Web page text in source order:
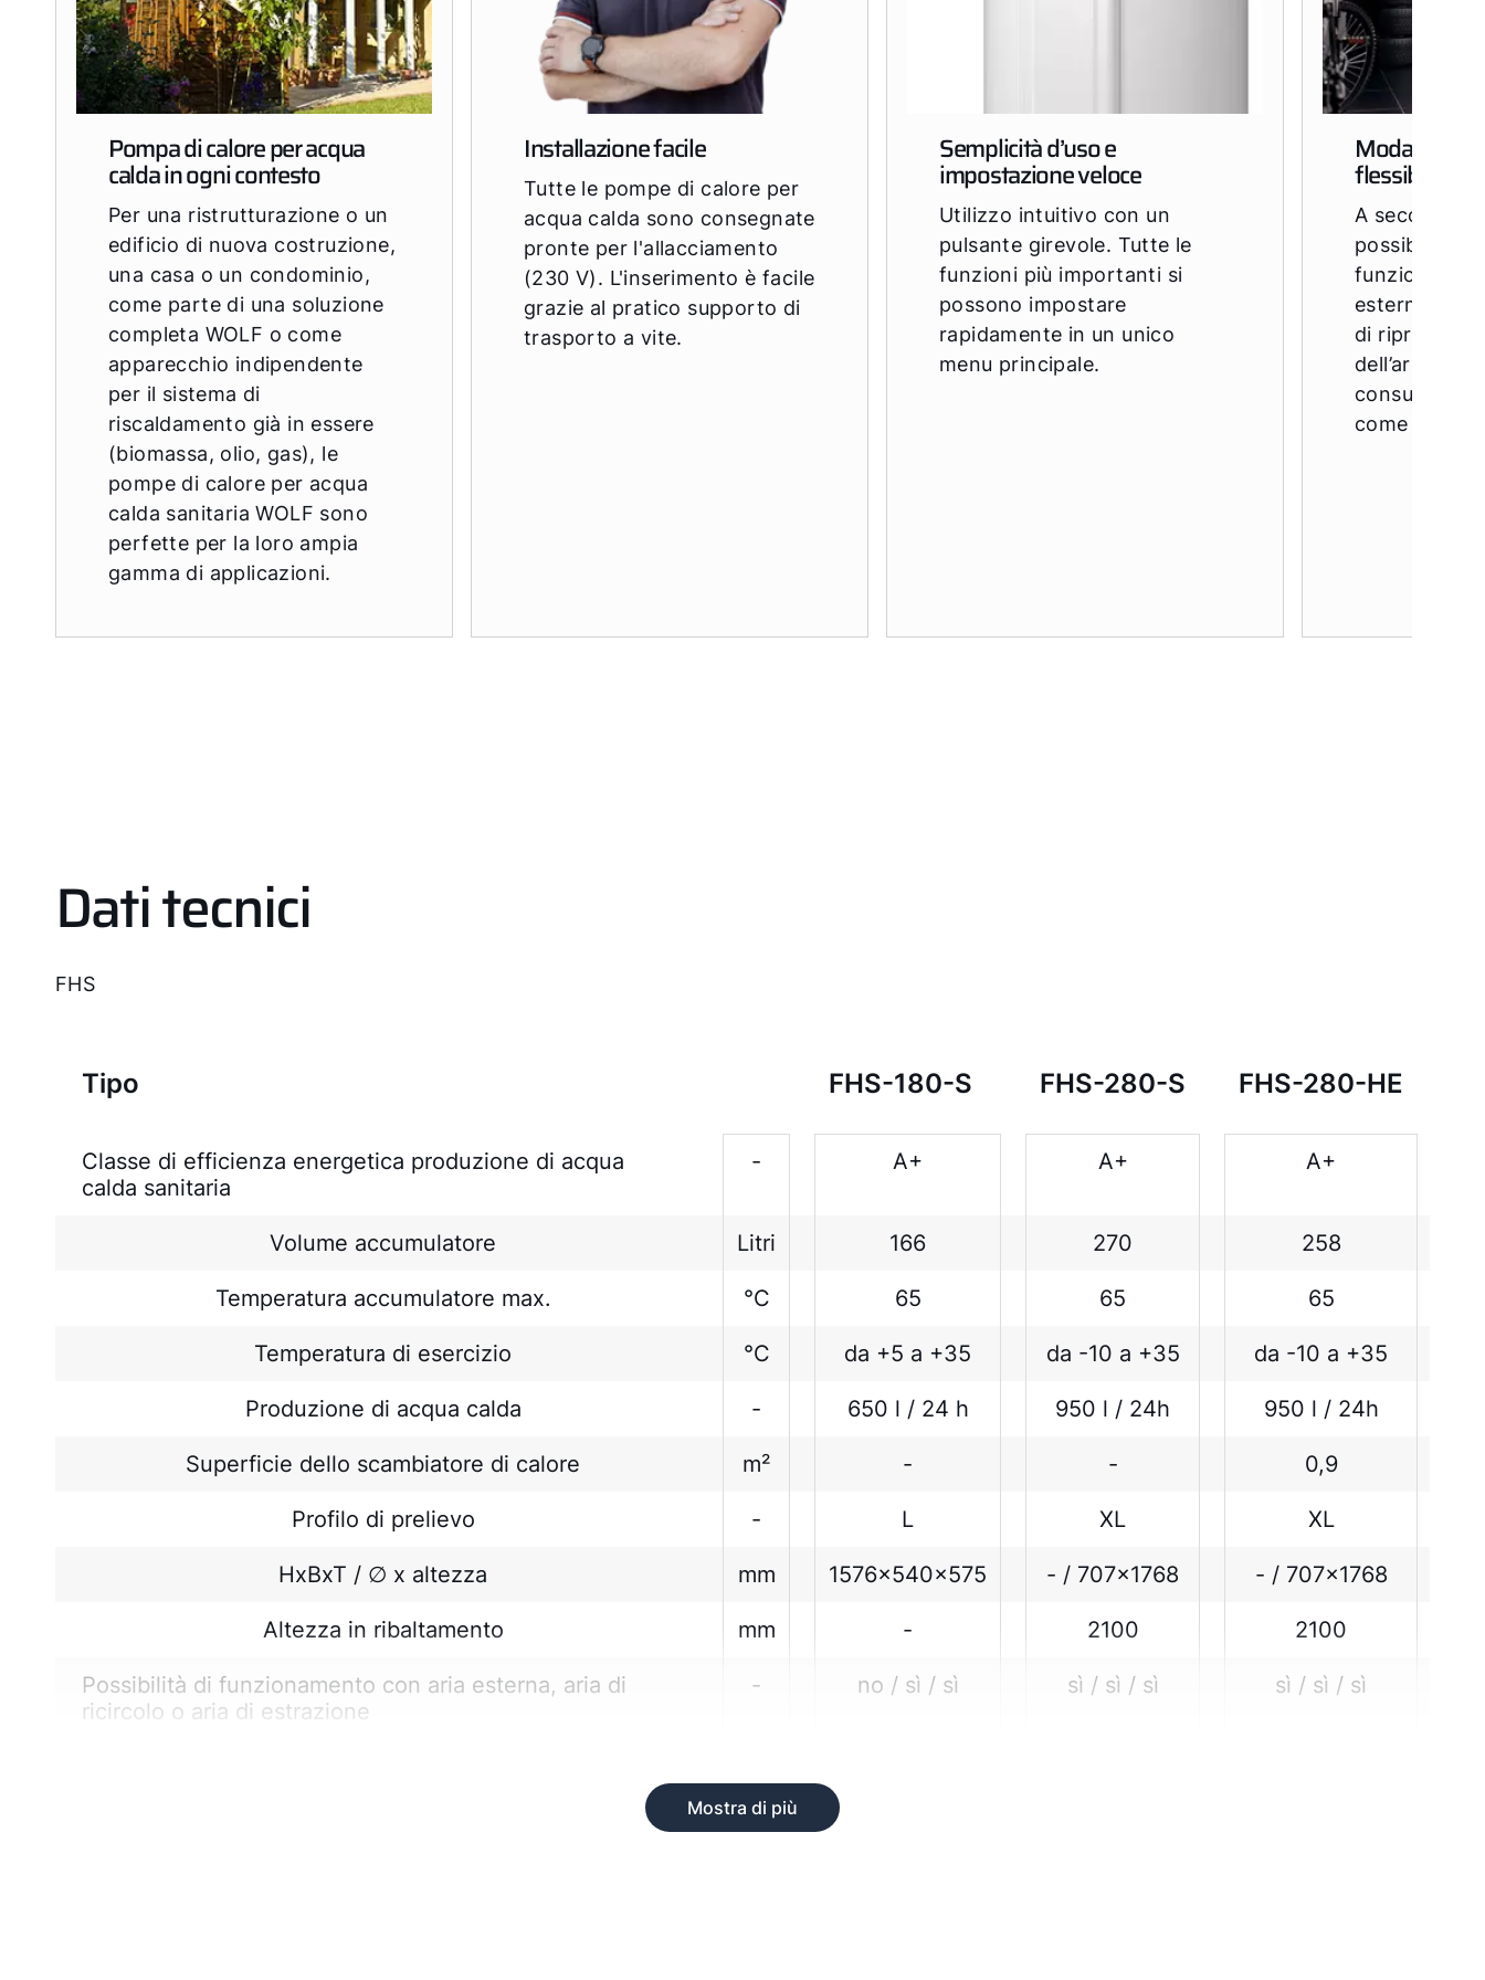
Pompa di calore per acqua
calda in ogni contesto
Per una ristrutturazione o un
edificio di nuova costruzione,
una casa o un condominio,
come parte di una soluzione
completa WOLF o come
apparecchio indipendente
per il sistema di
riscaldamento già in essere
(biomassa, olio, gas), le
pompe di calore per acqua
calda sanitaria WOLF sono
perfette per la loro ampia
gamma di applicazioni.
Installazione facile
Tutte le pompe di calore per
acqua calda sono consegnate
pronte per l'allacciamento
(230 V). L'inserimento è facile
grazie al pratico supporto di
trasporto a vite.
Semplicità d’uso e
impostazione veloce
Utilizzo intuitivo con un
pulsante girevole. Tutte le
funzioni più importanti si
possono impostare
rapidamente in un unico
menu principale.
Modalità di
flessibili
A seconda
possibile
esterna,
di ripresa.
dell’aria
consueti
come i tubi
Dati tecnici
FHS
Tipo FHS-180-S FHS-280-S FHS-280-HE
Classe di efficienza energetica produzione di acqua
calda sanitaria
- A+ A+ A+
Volume accumulatore Litri 166 270 258
Temperatura accumulatore max. °C 65 65 65
Temperatura di esercizio °C da +5 a +35 da -10 a +35 da -10 a +35
Produzione di acqua calda - 650 l / 24 h 950 l / 24h 950 l / 24h
Superficie dello scambiatore di calore m² - - 0,9
Profilo di prelievo - L XL XL
HxBxT / ∅ x altezza mm 1576x540x575 - / 707x1768 - / 707x1768
Altezza in ribaltamento mm - 2100 2100
Possibilità di funzionamento con aria esterna, aria di
ricircolo o aria di estrazione
- no / sì / sì sì / sì / sì sì / sì / sì
Mostra di più